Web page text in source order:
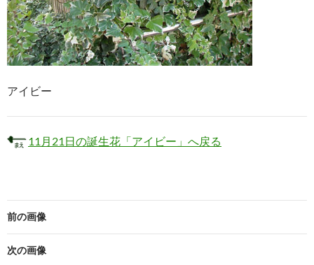
アイビー
11月21日の誕生花「アイビー」へ戻る
前の画像
次の画像